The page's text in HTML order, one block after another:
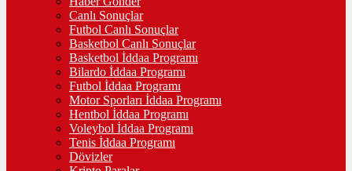
Canlı Sonuçlar
Futbol Canlı Sonuçlar
Basketbol Canlı Sonuçlar
Basketbol İddaa Programı
Bilardo İddaa Programı
Futbol İddaa Programı
Motor Sporları İddaa Programı
Hentbol İddaa Programı
Voleybol İddaa Programı
Tenis İddaa Programı
Dövizler